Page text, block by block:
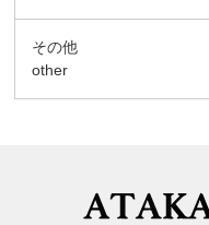
その他
other